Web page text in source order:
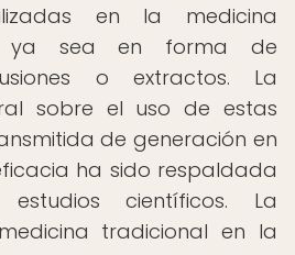
en la medicina
ya sea en forma de
o extractos. La
sobre el uso de estas
de generación en
ha sido respaldada
científicos. La
tradicional en la